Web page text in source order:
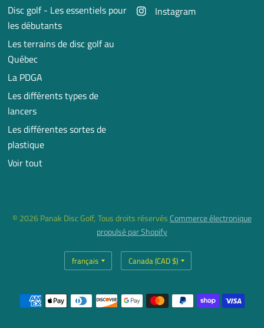
Disc golf - Les essentiels pour
les débutants
Les terrains de disc golf au
Québec
La PDGA
Les différents types de
lancers
Les différentes sortes de
plastique
Voir tout
Instagram
© 2026 Panak Disc Golf, Tous droits réservés Commerce électronique
propulsé par Shopify
Mettre
à
le
Mettre
à
le
pays/la